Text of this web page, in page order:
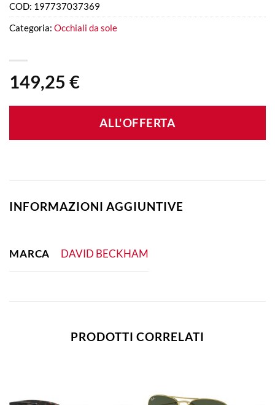
149,25 €
ALL'OFFERTA
COD: 197737037369
Categoria: Occhiali da sole
INFORMAZIONI AGGIUNTIVE
MARCA DAVID BECKHAM
PRODOTTI CORRELATI